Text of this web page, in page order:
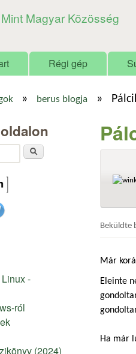
Magyar Közösség
Régi gép
» berus blogja »
Beküldte
Már
Eleinte
Ha már
-
ról
(2024)